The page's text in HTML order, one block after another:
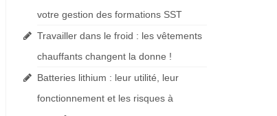
votre gestion des formations SST
Travailler dans le froid : les vêtements
chauffants changent la donne !
Batteries lithium : leur utilité, leur
fonctionnement et les risques à